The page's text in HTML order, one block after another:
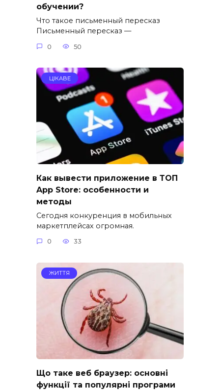
обучении?
Что такое письменный пересказ
Письменный пересказ —
0 50
ЦІКАВЕ
Как вывести приложение в ТОП
App Store: особенности и
методы
Сегодня конкуренция в мобильных
маркетплейсах огромная.
0 33
ЖИТТЯ
Що таке веб браузер: основні
функції та популярні програми